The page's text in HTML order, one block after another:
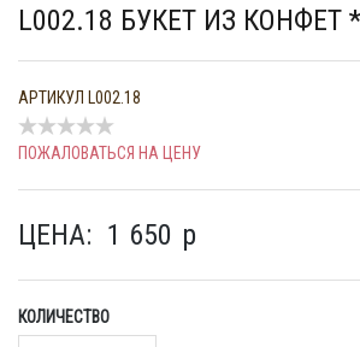
L002.18 БУКЕТ ИЗ КОНФЕТ
АРТИКУЛ L002.18
ПОЖАЛОВАТЬСЯ НА ЦЕНУ
ЦЕНА: 1 650 p
КОЛИЧЕСТВО